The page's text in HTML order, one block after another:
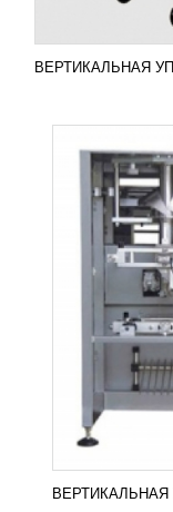
ВЕРТИКАЛЬНАЯ
FP-M1000
УЗНАТЬ
Упаковка
ведь это
сыпучий или
этом его